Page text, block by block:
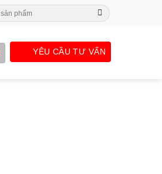
YÊU CẦU TƯ VẤN